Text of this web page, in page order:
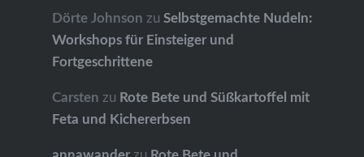
Dörte Johnson zu Selbstgemachte Nudeln:
Workshops für Einsteiger und
Fortgeschrittene
Carsten zu Rote Bete und Süßkartoffel mit
Feta und Kichererbsen